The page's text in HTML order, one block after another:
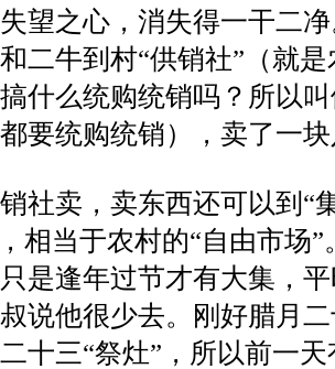
望之心，消失得一干二
二牛到村“供销社”（就
什么统购统销吗？所以
要统购统销），卖了一
社卖，卖东西还可以到“
相当于农村的“自由市场
是逢年过节才有大集，
说他很少去。刚好腊月
十三“祭灶”，所以前一